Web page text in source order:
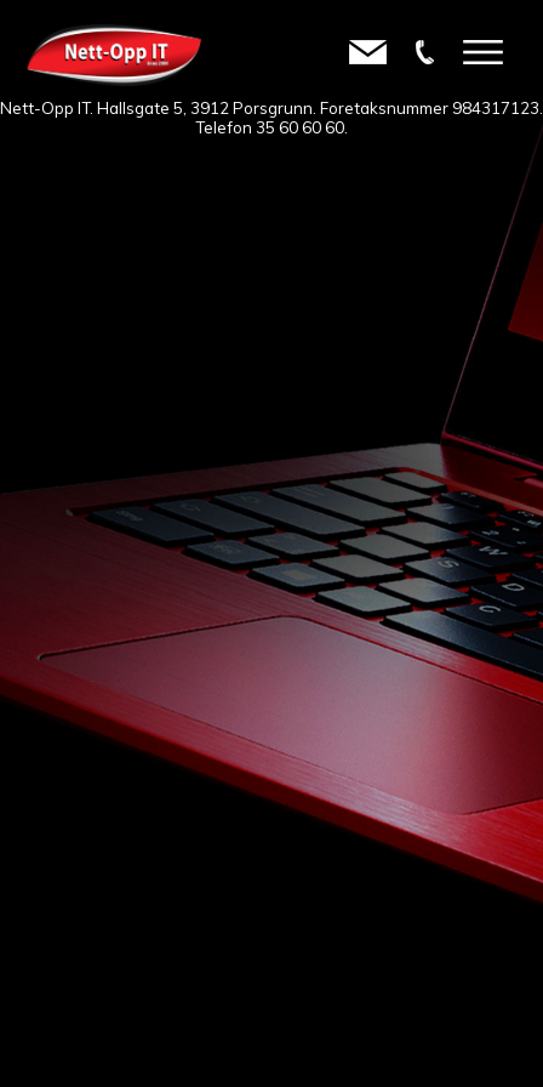
Nett-Opp IT. Hallsgate 5, 3912 Porsgrunn. Foretaksnummer 984317123.
Telefon 35 60 60 60